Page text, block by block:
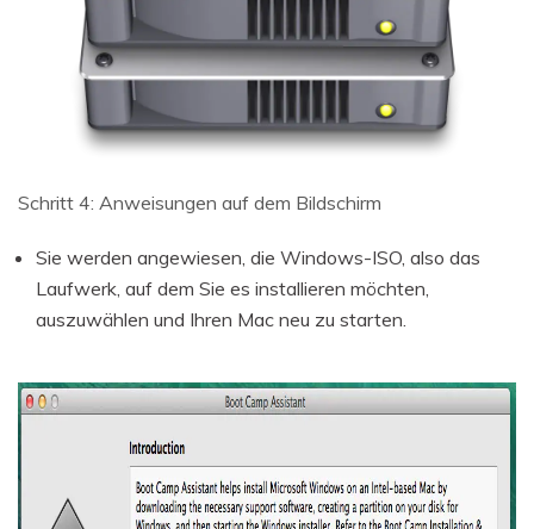
Schritt 4: Anweisungen auf dem Bildschirm
Sie werden angewiesen, die Windows-ISO, also das
Laufwerk, auf dem Sie es installieren möchten,
auszuwählen und Ihren Mac neu zu starten.